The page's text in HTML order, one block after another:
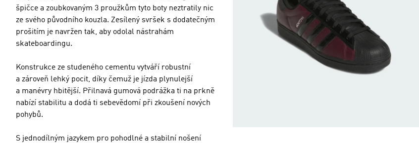
špičce a zoubkovaným 3 proužkům tyto boty neztratily nic
ze svého původního kouzla. Zesílený svršek s dodatečným
prošitím je navržen tak, aby odolal nástrahám
skateboardingu.
Konstrukce ze studeného cementu vytváří robustní
a zároveň lehký pocit, díky čemuž je jízda plynulejší
a manévry hbitější. Přilnavá gumová podrážka ti na prkně
nabízí stabilitu a dodá ti sebevědomí při zkoušení nových
pohybů.
S jednodílným jazykem pro pohodlné a stabilní nošení